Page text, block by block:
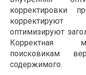
корректировки
корректируют
оптимизируют
Корректная
поисковикам
содержимого.